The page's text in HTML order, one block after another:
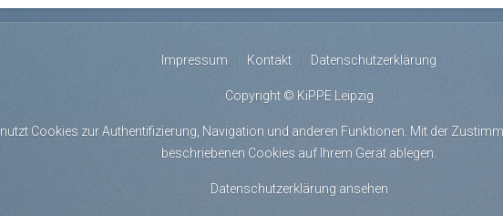
Impressum Kontakt Datenschutzerklärung
Copyright © KiPPE Leipzig
Cookies zur Authentifizierung, Navigation und anderen Funktionen. Mit der
beschriebenen Cookies auf Ihrem Gerät ablegen.
Datenschutzerklärung ansehen